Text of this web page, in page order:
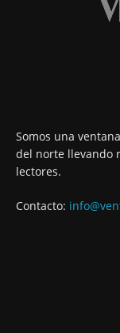
Somos una
del norte llevando
lectores.
Contacto: